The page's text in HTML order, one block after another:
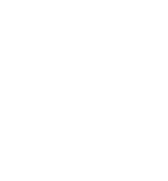
dan gerust!